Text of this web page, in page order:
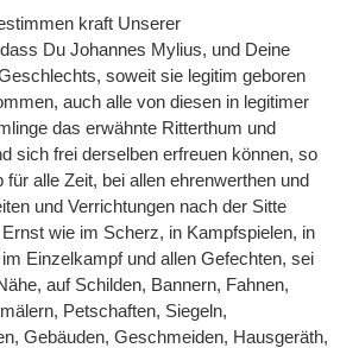
kraft Unserer
Du Johannes Mylius, und Deine
soweit sie legitim geboren
auch alle von diesen in legitimer
das erwähnte Ritterthum und
sich frei derselben erfreuen können, so
alle Zeit, bei allen ehrenwerthen und
und Verrichtungen nach der Sitte
wie im Scherz, in Kampfspielen, in
Einzelkampf und allen Gefechten, sei
auf Schilden, Bannern, Fahnen,
Petschaften, Siegeln,
Gebäuden, Geschmeiden, Hausgeräth,